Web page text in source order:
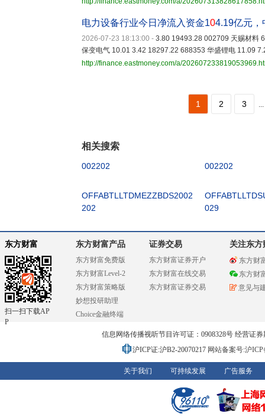
电力设备行业今日净流入资金104.19亿元，
2026-07-23 18:13:00 - 3.80 19493.28 002709 天赐材料
保变电气 10.01 3.42 18297.22 688353 华盛锂电 11.09
http://finance.eastmoney.com/a/
1 2 3 ...
相关搜索
002202 002202
OFFABTLLTDMEZZBDS2002
202
029
东方财富
扫一扫下载AP
P
东方财富产品
东方财富免费版
东方财富Level-2
东方财富策略版
妙想投研助理
Choice金融终端
证券交易
东方财富证券开户
东方财富在线交易
东方财富证券交易
关注东方
东方财
东方财
意见与
信息网络传播视听节目许可证：0908328号 经营证
沪ICP证:沪B2-20070217 网站备案号:沪
关于我们 可持续发展 广告服务